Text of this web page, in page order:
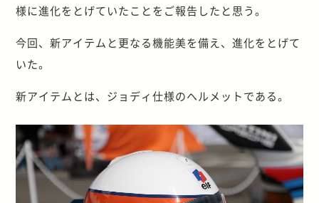
様に進化をとげていたことをご報告したと思う。
今回、新アイテムと更なる機能美を備え、進化をとげて
いた。
新アイテムとは、ジョディ仕様のヘルメットである。